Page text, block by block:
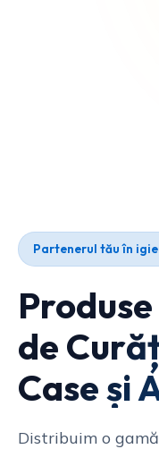
Partenerul tău în
de
Case și
Distribuim o